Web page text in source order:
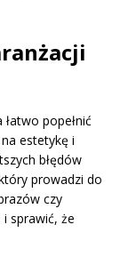
popełnić
estetykę i
błędów
prowadzi do
czy
sprawić, że